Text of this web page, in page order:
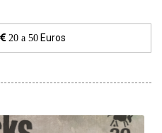
20 a 50 Euros